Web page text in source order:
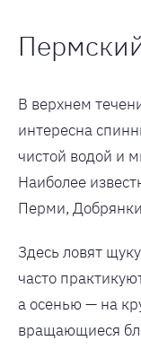
В верхнем
интересна
чистой водой и
Наиболее
Перми,
Здесь ловят
часто
а осенью — на
вращающиеся